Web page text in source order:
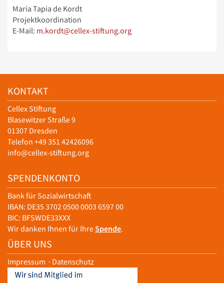
María Tapia de Kordt
Projektkoordination
E-Mail: m.kordt@cellex-stiftung.org
KONTAKT
Cellex Stiftung
Blasewitzer Straße 9
01307 Dresden
Telefon +49 351 42426096
info@cellex-stiftung.org
SPENDENKONTO
Bank für Sozialwirtschaft
IBAN: DE35 3702 0500 0003 6597 00
BIC: BFSWDE33XXX
Wir danken Ihnen für IhreSpende.
ÜBER UNS
Impressum · Datenschutz